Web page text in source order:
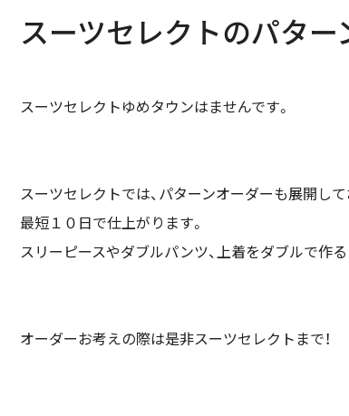
スーツセレクトのパター
スーツセレクトゆめタウンはませんです。
スーツセレクトでは、パターンオーダーも展開して
最短１０日で仕上がります。
スリーピースやダブルパンツ、上着をダブルで作る
オーダーお考えの際は是非スーツセレクトまで！